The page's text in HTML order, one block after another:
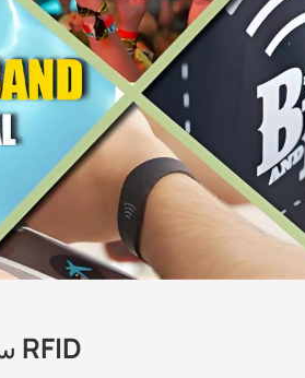
سوار معصم من البوليستر مزود بشريحة RFID